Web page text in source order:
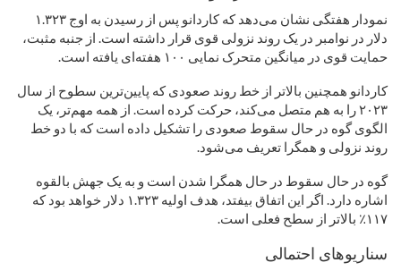
نمودار هفتگی نشان می‌دهد که کاردانو پس از رسیدن به اوج ۱.۳۲۳
دلار در نوامبر در یک روند نزولی قوی قرار داشته است. از جنبه مثبت،
حمایت قوی در میانگین متحرک نمایی ۱۰۰ هفته‌ای یافته است.
کاردانو همچنین بالاتر از خط روند صعودی که پایین‌ترین سطوح از سال
۲۰۲۳ را به هم متصل می‌کند، حرکت کرده است. از همه مهم‌تر، یک
الگوی گوه در حال سقوط صعودی را تشکیل داده است که با دو خط
روند نزولی و همگرا تعریف می‌شود.
گوه در حال سقوط در حال همگرا شدن است و به یک جهش بالقوه
اشاره دارد. اگر این اتفاق بیفتد، هدف اولیه ۱.۳۲۳ دلار خواهد بود که
۱۱۷٪ بالاتر از سطح فعلی است.
سناریوهای احتمالی